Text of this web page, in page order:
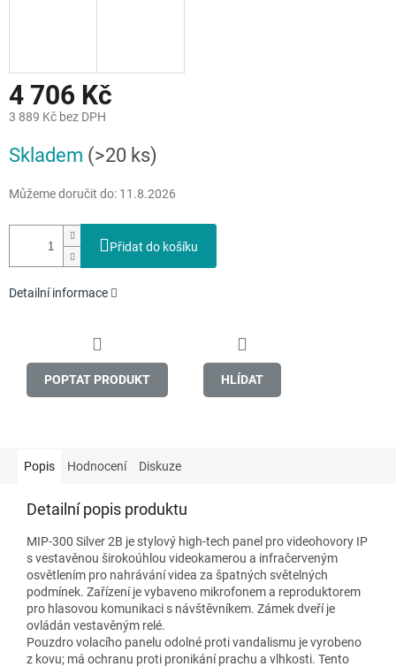
4 706 Kč
3 889 Kč bez DPH
cena:
Skladem (>20 ks)
Můžeme doručit do: 11.8.2026
Přidat do košíku
Detailní informace
POPTAT PRODUKT HLÍDAT
Popis Hodnocení Diskuze
Detailní popis produktu
MIP-300 Silver 2B je stylový high-tech panel pro videohovory IP
s vestavěnou širokoúhlou videokamerou a infračerveným
osvětlením pro nahrávání videa za špatných světelných
podmínek. Zařízení je vybaveno mikrofonem a reproduktorem
pro hlasovou komunikaci s návštěvníkem. Zámek dveří je
ovládán vestavěným relé.
Pouzdro volacího panelu odolné proti vandalismu je vyrobeno
z kovu; má ochranu proti pronikání prachu a vlhkosti. Tento